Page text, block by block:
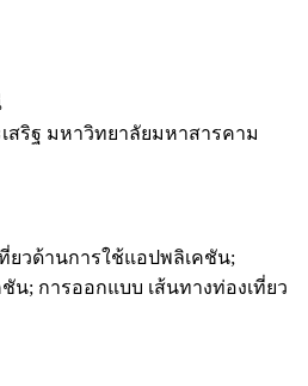
สริฐ มหาวิทยาลัยมหาสารคาม
ยวด้านการใช้แอปพลิเคชัน;
น; การออกแบบ เส้นทางท่องเที่ยว